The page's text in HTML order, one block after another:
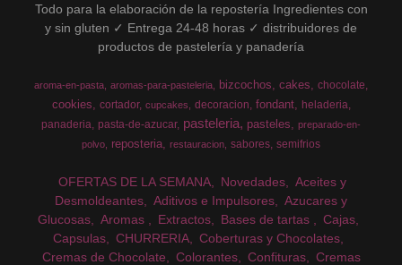
Todo para la elaboración de la repostería Ingredientes con
y sin gluten ✓ Entrega 24-48 horas ✓ distribuidores de
productos de pastelería y panadería
aroma-en-pasta aromas-para-pasteleria bizcochos cakes chocolate
cookies cortador cupcakes decoracion fondant
heladeria
panaderia pasta-de-azucar pasteleria pasteles
preparado-en-
polvo
reposteria restauracion sabores semifrios
OFERTAS DE LA SEMANA Novedades
Aceites y
Desmoldeantes
Aditivos e Impulsores
Azucares y
Glucosas
Aromas Extractos Bases de tartas
Cajas
Capsulas
CHURRERIA
Coberturas y Chocolates
Cremas de Chocolate
Colorantes Confituras
Cremas